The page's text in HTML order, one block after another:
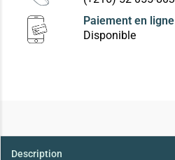
Paiement en ligne
Disponible
Description